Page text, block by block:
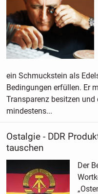
ein Schmuckstein als
Bedingungen erfüllen. Er
Transparenz besitzen
mindestens...
Ostalgie - DDR
tauschen
Der